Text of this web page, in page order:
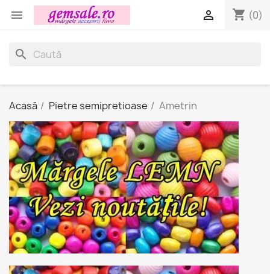
 shopping_cart (0)

search
Acasă Pietre semipretioase Ametrin